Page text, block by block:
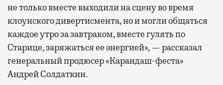
не только вместе выходили на сцену во время
клоунского дивертисмента, но и могли общаться
каждое утро за завтраком, вместе гулять по
Старице, заряжаться ее энергией», — рассказал
генеральный продюсер «Карандаш-феста»
Андрей Солдаткин.